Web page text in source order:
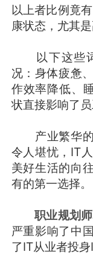
以上者比例竟
康状态，尤其
以下这些词
况：身体疲惫
作效率降低、
状直接影响了
产业繁华的
令人堪忧，IT
美好生活的向
有的第一选择。
职业规划师
严重影响了中
了IT从业者投